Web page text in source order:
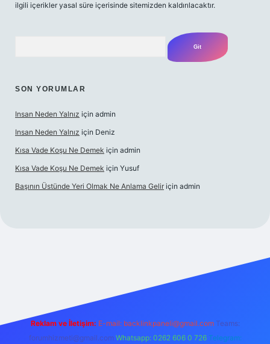
ilgili içerikler yasal süre içerisinde sitemizden kaldırılacaktır.
SON YORUMLAR
Insan Neden Yalnız için admin
Insan Neden Yalnız için Deniz
Kısa Vade Koşu Ne Demek için admin
Kısa Vade Koşu Ne Demek için Yusuf
Başının Üstünde Yeri Olmak Ne Anlama Gelir için admin
Reklam ve İletişim: E-mail: backlinkpaneli@gmail.com Teams:
forumhizmeti@gmail.com Whatsapp: 0262 606 0 726 Telegram: